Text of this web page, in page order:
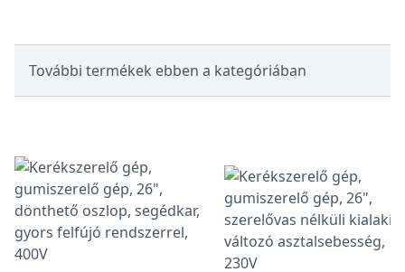
További termékek ebben a kategóriában